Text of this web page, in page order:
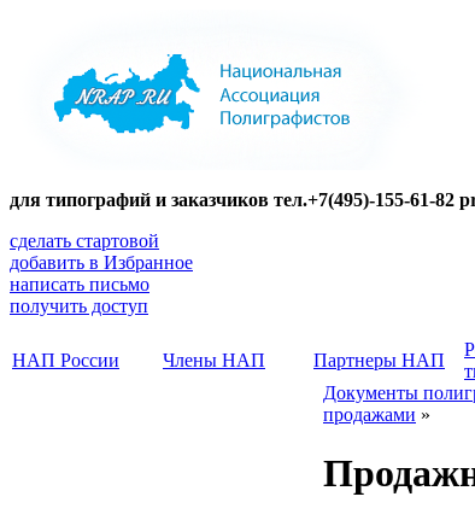
для типографий и заказчиков тел.+7(495)-155-61-82
сделать стартовой
добавить в Избранное
написать письмо
получить доступ
НАП России Члены НАП Партнеры НАП
Документы
продажами »